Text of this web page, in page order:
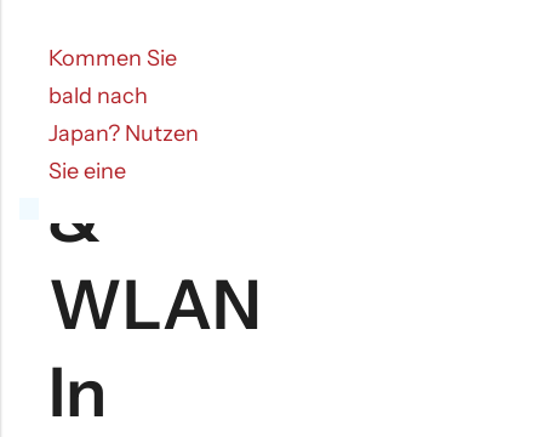
Kommen Sie
bald nach
Japan? Nutzen
Sie eine
Lieferadresse für
kostenlosen
Versand. Wenn
Karte lieber vor
Langzeit-
SIMs
&
WLAN
In